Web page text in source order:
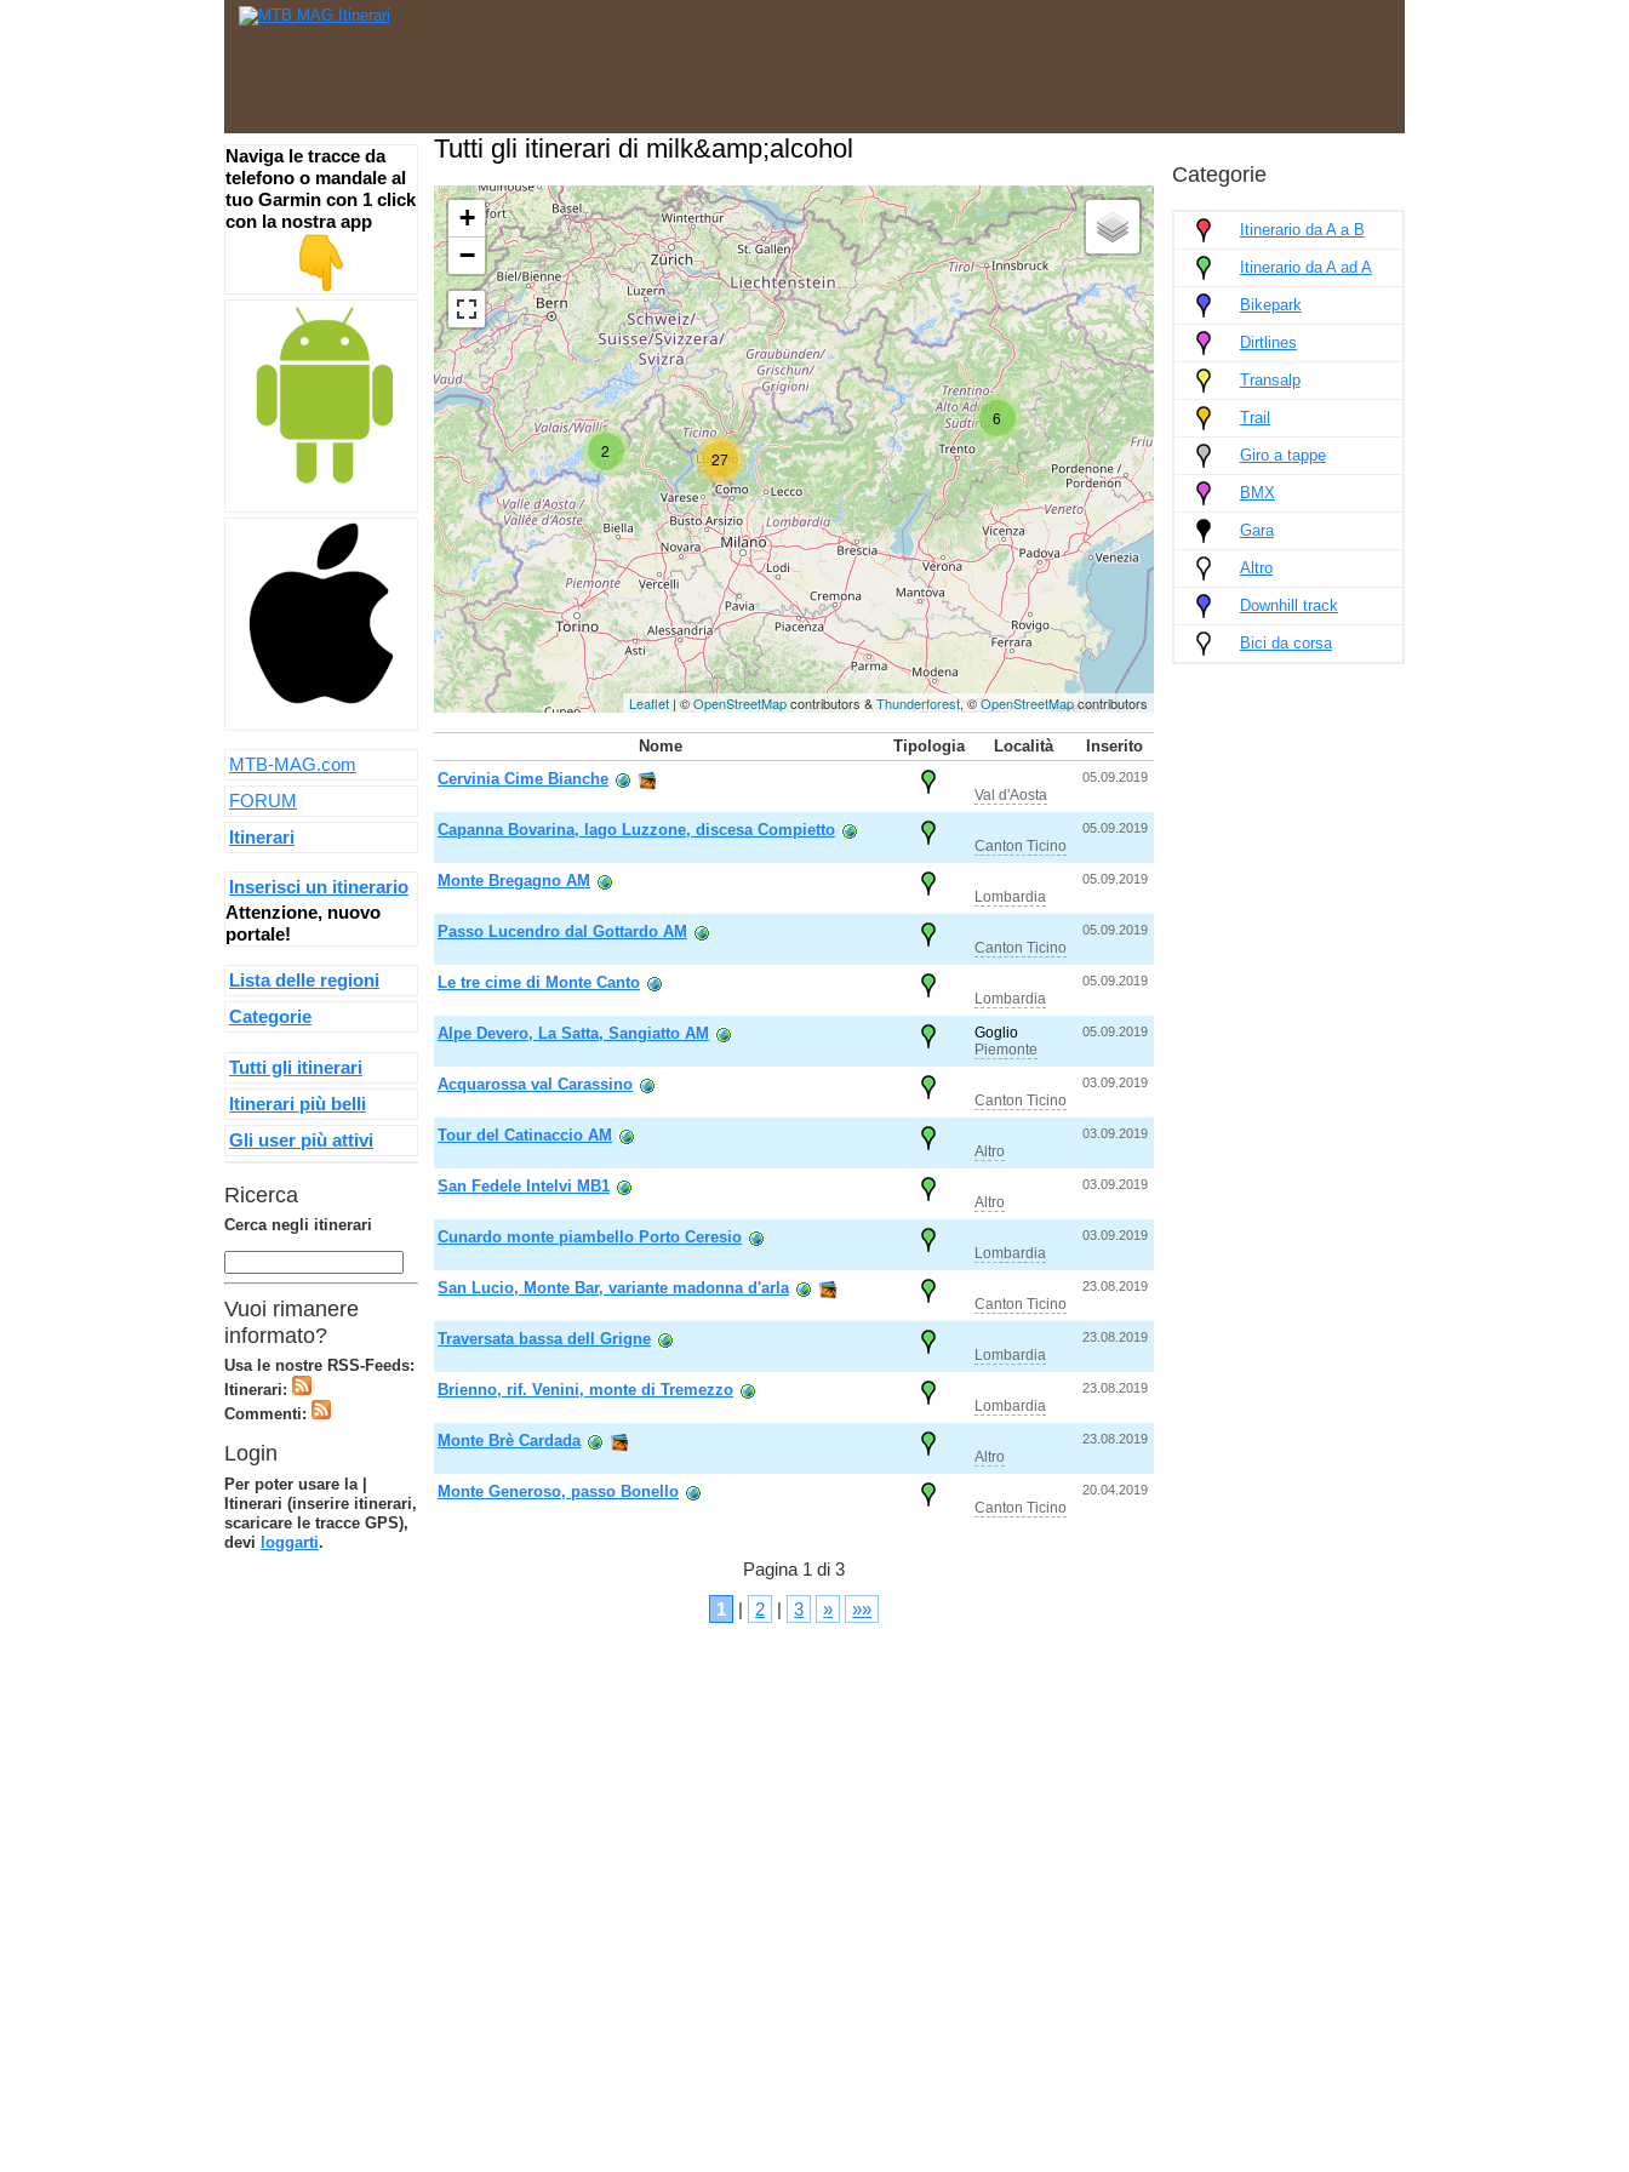
Tutti gli itinerari di milk&amp;alcohol
6
2
27
+
−
Leaflet | ©OpenStreetMapcontributors &Thunderforest, ©OpenStreetMapcontributors
Nome Tipologia Località
Inserito
Cervinia Cime Bianche
Val d'Aosta
05.09.2019
Capanna Bovarina, lago Luzzone, discesa Compietto
Canton Ticino
05.09.2019
Monte Bregagno AM
Lombardia
05.09.2019
Passo Lucendro dal Gottardo AM
Canton Ticino
05.09.2019
Le tre cime di Monte Canto
Lombardia
05.09.2019
Alpe Devero, La Satta, Sangiatto AM
Goglio
Piemonte
05.09.2019
Acquarossa val Carassino
Canton Ticino
03.09.2019
Tour del Catinaccio AM
Altro
03.09.2019
San Fedele Intelvi MB1
Altro
03.09.2019
Cunardo monte piambello Porto Ceresio
Lombardia
03.09.2019
San Lucio, Monte Bar, variante madonna d'arla
Canton Ticino
23.08.2019
Traversata bassa dell Grigne
Lombardia
23.08.2019
Brienno, rif. Venini, monte di Tremezzo
Lombardia
23.08.2019
Monte Brè Cardada
Altro
23.08.2019
Monte Generoso, passo Bonello
Canton Ticino
20.04.2019
Pagina 1 di 3
1
| 2 | 3 » »»
Categorie
Itinerario da A a B
Itinerario da A ad A
Bikepark
Dirtlines
Transalp
Trail
Giro a tappe
BMX
Gara
Altro
Downhill track
Bici da corsa
Naviga le tracce da
telefono o mandale al
tuo Garmin con 1 click
con la nostra app
MTB-MAG.com
FORUM
Itinerari
Inserisci un itinerario
Attenzione, nuovo
portale!
Lista delle regioni
Categorie
Tutti gli itinerari
Itinerari più belli
Gli user più attivi
Ricerca
Cerca negli itinerari
Vuoi rimanere
informato?
Usa le nostre RSS-Feeds:
Itinerari:
Commenti:
Login
Per poter usare la |
Itinerari (inserire itinerari,
scaricare le tracce GPS),
devi loggarti.